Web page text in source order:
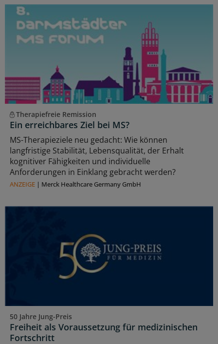
Therapiefreie Remission
Ein erreichbares Ziel bei MS?
MS-Therapieziele neu gedacht: Wie können
langfristige Stabilität, Lebensqualität, der Erhalt
kognitiver Fähigkeiten und individuelle
Anforderungen in Einklang gebracht werden?
ANZEIGE | Merck Healthcare Germany GmbH
50 Jahre Jung-Preis
Freiheit als Voraussetzung für medizinischen
Fortschritt